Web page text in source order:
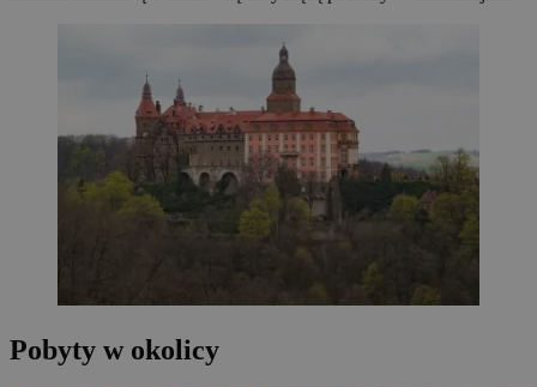
Pobyty w okolicy